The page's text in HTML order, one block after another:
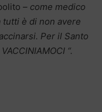
– come medico
tutti è di non avere
Per il Santo
“.